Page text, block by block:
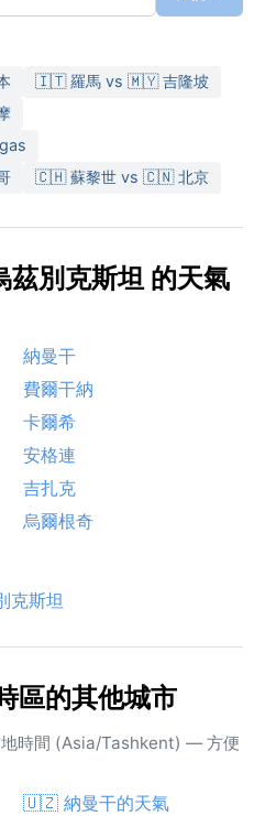
🇮🇹 羅馬 vs 🇲🇾 吉隆坡
🇨🇭 蘇黎世 vs 🇨🇳 北京
茲別克斯坦 的天氣
納曼干
費爾干納
卡爾希
安格連
吉扎克
烏爾根奇
克斯坦
區的其他城市
地時間 (Asia/Tashkent) — 方便
🇺🇿 納曼干的天氣